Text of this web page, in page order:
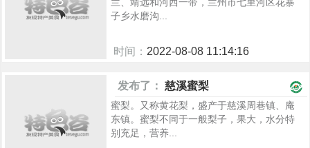
兰、靖远和河西一带，兰州市七里河区花寨
子乡水磨沟...
时间： 2022-08-08 11:14:16
发布了： 慈溪蜜梨
蜜梨。又称黄花梨，盛产于慈溪周巷镇、庵
东镇。蜜梨不同于一般梨子，果大，水分特
别充足，营养...